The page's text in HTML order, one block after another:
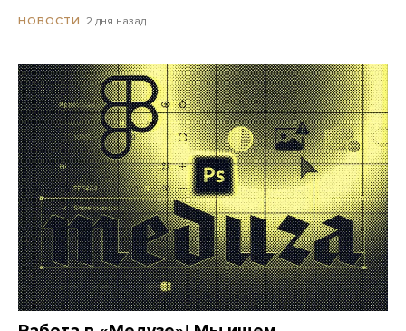
НОВОСТИ 2 дня назад